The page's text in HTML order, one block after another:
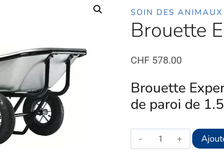
SOIN DES ANIMAUX
Brouette
CHF 578.00
Brouette
de paroi de
quantité
de